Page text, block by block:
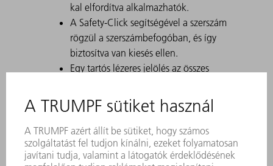
kal elfordítva alkalmazhatók.
A Safety-Click segítségével a szerszám
rögzül a szerszámbefogóban, és így
biztosítva van kiesés ellen.
Egy tartós lézeres jelölés az összes
szerszámról.
A Data Matrix kód segítségével
minden szerszám egyértelműen
azonosítható.
A megmunkálási tartományok lézerrel